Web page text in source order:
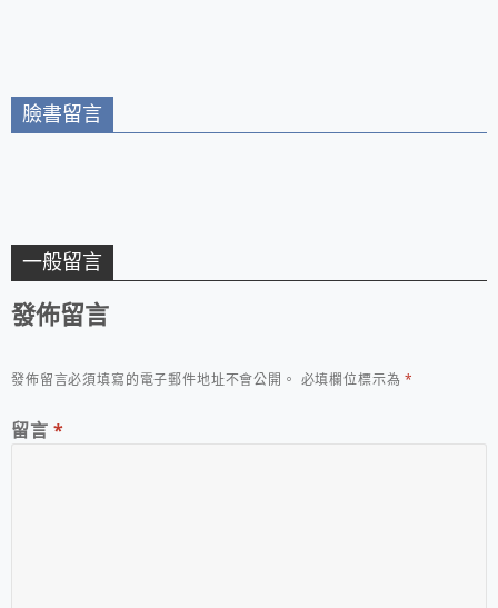
臉書留言
一般留言
發佈留言
發佈留言必須填寫的電子郵件地址不會公開。 必填欄位標示為*
留言 *